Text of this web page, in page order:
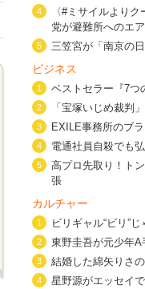
特集2 東京五
4
〈#ミサイルより
党が避難所へのエ
5 三笠宮が「南京の
ビジネス
1 ベストセラー『7つ
2 「宝塚いじめ裁判
3 EXILE事務所のブ
4 電通社員自殺でも
5
高プロ先取り！ト
張
カルチャー
1 ビリギャル“ビリ”
2 東野圭吾が元少年
3 結婚した綿矢りさ
4
星野源がエッセイ